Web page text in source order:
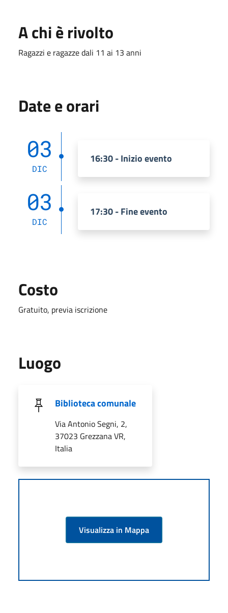
A chi è rivolto
Ragazzi e ragazze dali 11 ai 13 anni
Date e orari
03
DIC
16:30 - Inizio evento
03
DIC
17:30 - Fine evento
Costo
Gratuito, previa iscrizione
Luogo
Biblioteca comunale
Via Antonio Segni, 2,
37023 Grezzana VR,
Italia
Visualizza in Mappa